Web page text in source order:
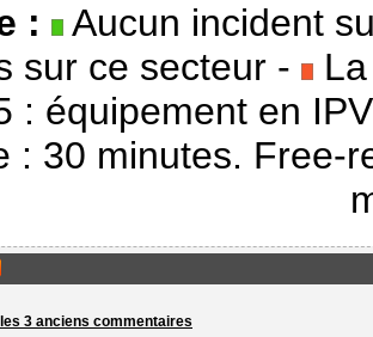
:
Aucun incident
sur ce secteur - La
: équipement en
: 30 minutes. Free-
3 anciens commentaires